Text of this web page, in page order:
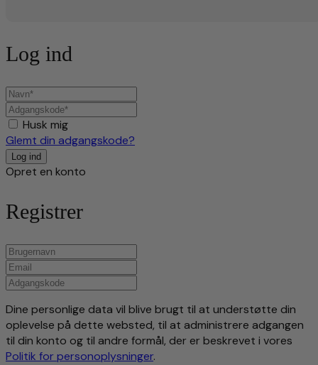
Log ind
Husk mig
Glemt din adgangskode?
Opret en konto
Registrer
Dine personlige data vil blive brugt til at understøtte din
oplevelse på dette websted, til at administrere adgangen
til din konto og til andre formål, der er beskrevet i vores
Politik for personoplysninger.